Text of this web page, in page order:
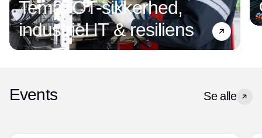
Tema: OT-sikkerhed,
industriel IT & resiliens
Events Se alle